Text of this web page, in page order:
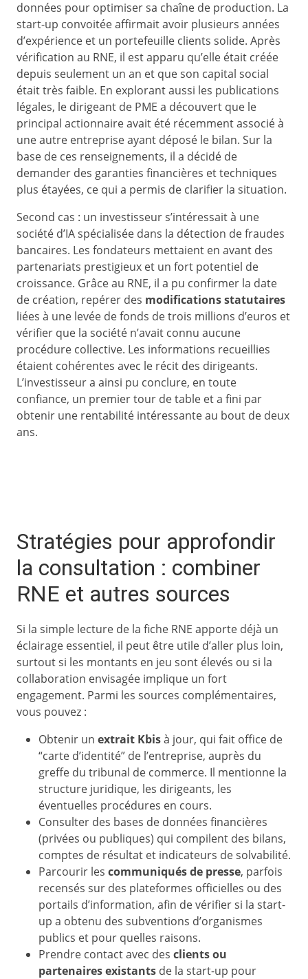
données pour optimiser sa chaîne de production. La
start-up convoitée affirmait avoir plusieurs années
d’expérience et un portefeuille clients solide. Après
vérification au RNE, il est apparu qu’elle était créée
depuis seulement un an et que son capital social
était très faible. En explorant aussi les publications
légales, le dirigeant de PME a découvert que le
principal actionnaire avait été récemment associé à
une autre entreprise ayant déposé le bilan. Sur la
base de ces renseignements, il a décidé de
demander des garanties financières et techniques
plus étayées, ce qui a permis de clarifier la situation.
Second cas : un investisseur s’intéressait à une
société d’IA spécialisée dans la détection de fraudes
bancaires. Les fondateurs mettaient en avant des
partenariats prestigieux et un fort potentiel de
croissance. Grâce au RNE, il a pu confirmer la date
de création, repérer des modifications statutaires
liées à une levée de fonds de trois millions d’euros et
vérifier que la société n’avait connu aucune
procédure collective. Les informations recueillies
étaient cohérentes avec le récit des dirigeants.
L’investisseur a ainsi pu conclure, en toute
confiance, un premier tour de table et a fini par
obtenir une rentabilité intéressante au bout de deux
ans.
Stratégies pour approfondir
la consultation : combiner
RNE et autres sources
Si la simple lecture de la fiche RNE apporte déjà un
éclairage essentiel, il peut être utile d’aller plus loin,
surtout si les montants en jeu sont élevés ou si la
collaboration envisagée implique un fort
engagement. Parmi les sources complémentaires,
vous pouvez :
Obtenir un extrait Kbisà jour, qui fait office de
“carte d’identité” de l’entreprise, auprès du
greffe du tribunal de commerce. Il mentionne la
structure juridique, les dirigeants, les
éventuelles procédures en cours.
Consulter des bases de données financières
(privées ou publiques) qui compilent des bilans,
comptes de résultat et indicateurs de solvabilité.
Parcourir les communiqués de presse, parfois
recensés sur des plateformes officielles ou des
portails d’information, afin de vérifier si la start-
up a obtenu des subventions d’organismes
publics et pour quelles raisons.
Prendre contact avec des clients ou
partenaires existants de la start-up pour